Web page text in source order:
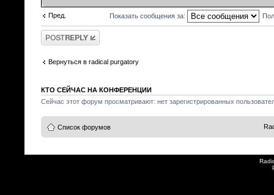
Пред. Показать сообщения за:
Ответить
Вернуться в radical purgatory
КТО СЕЙЧАС НА КОНФЕРЕНЦИИ
Сейчас этот форум просматривают: нет зарегистрированных
Список форумов